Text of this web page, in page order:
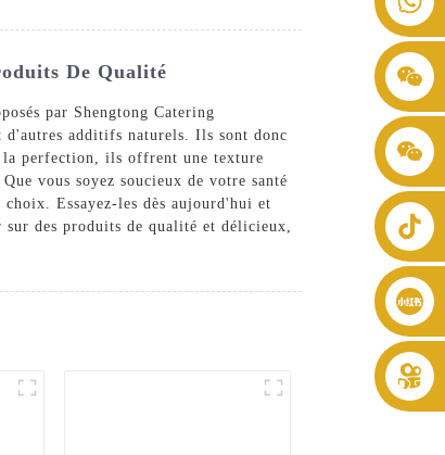
+86 8619946512999
De Qualité
par Shengtong Catering
additifs naturels. Ils sont donc
la perfection, ils offrent une texture
vous soyez soucieux de votre santé
Essayez-les dès aujourd'hui et
sur des produits de qualité et délicieux,